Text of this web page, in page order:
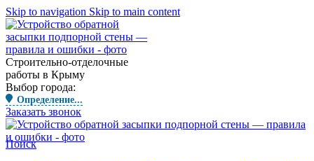
Skip to navigation Skip to main content
Строительно-отделочные
работы в Крыму
Выбор города:
Определение...
Заказать звонок
Поиск